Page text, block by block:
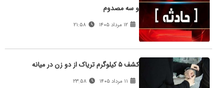
و سه مصدوم
۱۲ مرداد ۱۴۰۵
کشف ۵ کیلوگرم تریاک از دو زن در میانه